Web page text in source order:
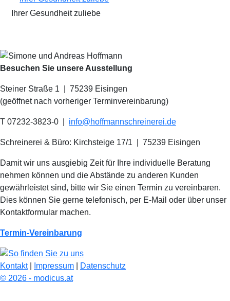
Ihrer Gesundheit zuliebe
Besuchen Sie unsere Ausstellung
Steiner Straße 1 | 75239 Eisingen
(geöffnet nach vorheriger Terminvereinbarung)
T 07232-3823-0 info@hoffmannschreinerei.de
Schreinerei & Büro: Kirchsteige 17/1 75239 Eisingen
Damit wir uns ausgiebig Zeit für Ihre individuelle Beratung
nehmen können und die Abstände zu anderen Kunden
gewährleistet sind, bitte wir Sie einen Termin zu vereinbaren.
Dies können Sie gerne telefonisch, per E-Mail oder über unser
Kontaktformular machen.
Termin-Vereinbarung
Kontakt| Impressum
Datenschutz
© 2026 - modicus.at